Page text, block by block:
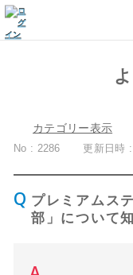
カテゴリー表示
No : 2286 更新日時
プレミアムス
部」について